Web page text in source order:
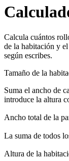
Calcula cuántos
de la habitación y
según escribes.
Tamaño de la
Suma el ancho de
introduce la altura
Ancho total de la
La suma de todos
Altura de la